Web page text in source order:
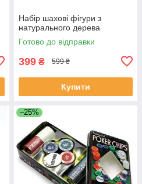
Набір шахові фігури з
натурального дерева
Готово до відправки
399 ₴ 599 ₴
Купити
–25%